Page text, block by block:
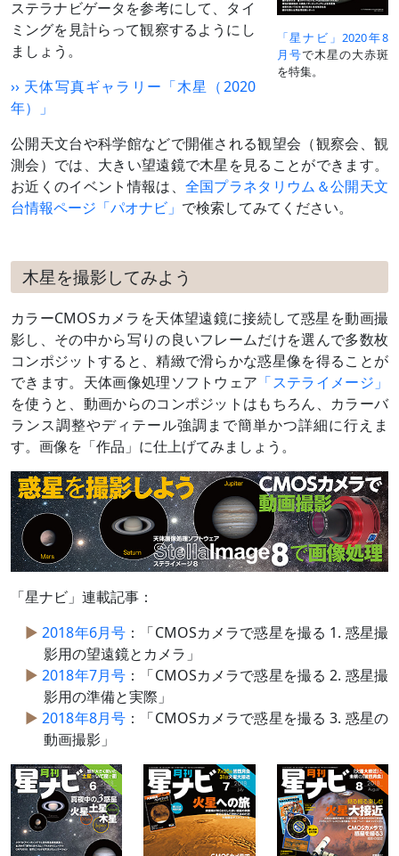
ステラナビゲータを参考にして、タイ
ミングを見計らって観察するようにし
ましょう。
›› 天体写真ギャラリー「木星（2020
年）」
「星ナビ」2020年8
月号で木星の大赤斑
を特集。
公開天文台や科学館などで開催される観望会（観察会、観
測会）では、大きい望遠鏡で木星を見ることができます。
お近くのイベント情報は、 全国プラネタリウム＆公開天文
台情報ページ「パオナビ」 で検索してみてください。
木星を撮影してみよう
カラーCMOSカメラを天体望遠鏡に接続して惑星を動画撮
影し、その中から写りの良いフレームだけを選んで多数枚
コンポジットすると、精緻で滑らかな惑星像を得ることが
できます。天体画像処理ソフトウェア 「ステライメージ」
を使うと、動画からのコンポジットはもちろん、カラーバ
ランス調整やディテール強調まで簡単かつ詳細に行えま
す。画像を「作品」に仕上げてみましょう。
「星ナビ」連載記事：
2018年6月号 ：「CMOSカメラで惑星を撮る 1. 惑星撮
影用の望遠鏡とカメラ」
2018年7月号 ：「CMOSカメラで惑星を撮る 2. 惑星撮
影用の準備と実際」
2018年8月号 ：「CMOSカメラで惑星を撮る 3. 惑星の
動画撮影」